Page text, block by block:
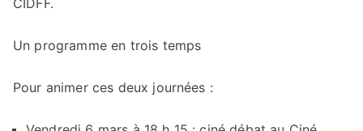
CIDFF.
Un programme en trois temps
Pour animer ces deux journées :